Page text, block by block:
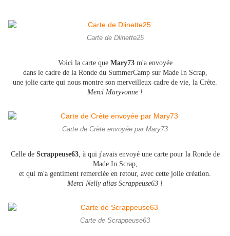
Carte de Dlinette25
Voici la carte que Mary73m'a envoyée
dans le cadre de la Ronde du SummerCamp sur Made In Scrap,
une jolie carte qui nous montre son merveilleux cadre de vie, la Crète.
Merci Maryvonne !
Carte de Crète envoyée par Mary73
Celle de Scrappeuse63, à qui j'avais envoyé une carte pour la Ronde de
Made In Scrap,
et qui m'a gentiment remerciée en retour, avec cette jolie création.
Merci Nelly alias Scrappeuse63 !
Carte de Scrappeuse63